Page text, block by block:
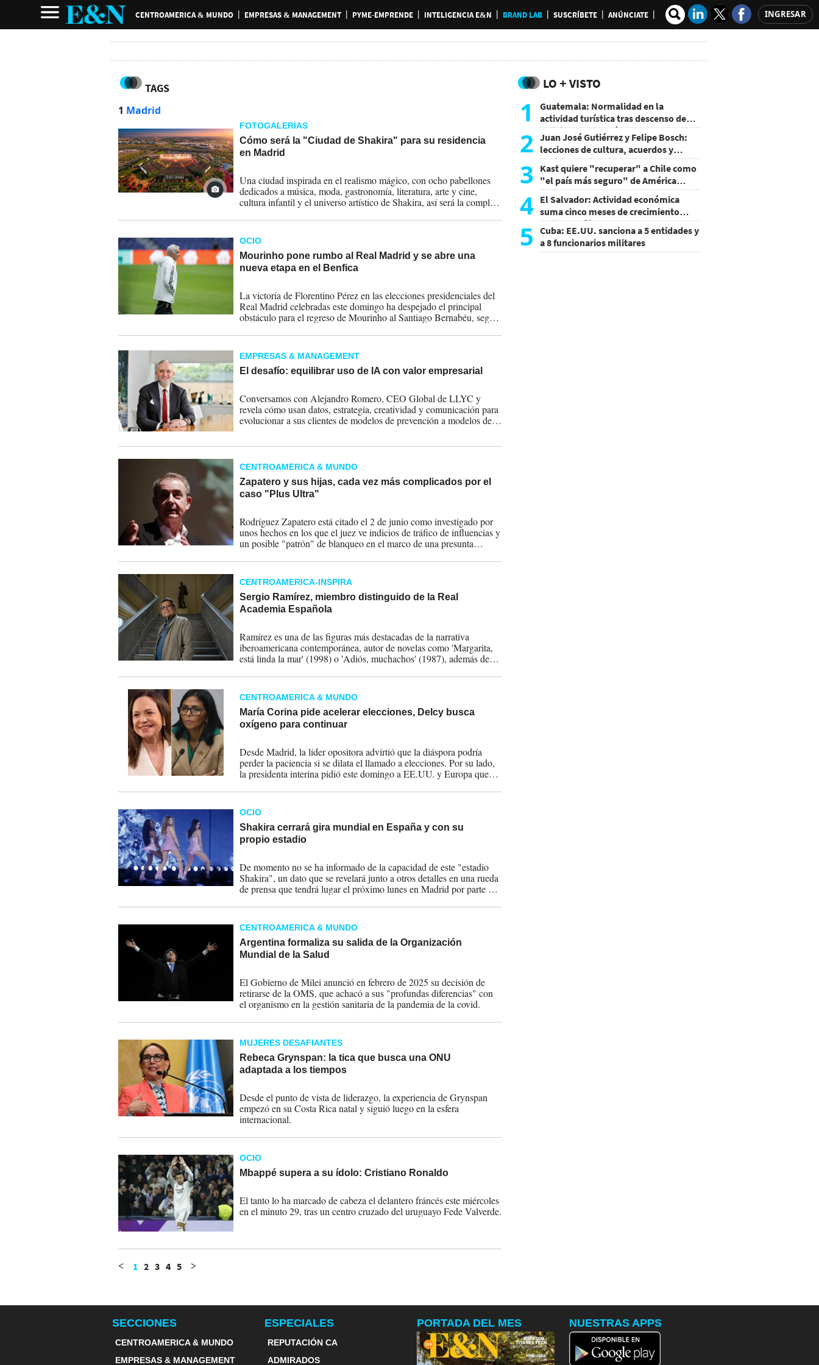
CENTROAMERICA & MUNDO EMPRESAS & MANAGEMENT PYME-EMPRENDE INTELIGENCIA E&N BRAND LAB SUSCRÍBETE ANÚNCIATE INGRESAR
TAGS
1 Madrid
FOTOGALERÍAS
Cómo será la "Ciudad de Shakira" para su residencia
en Madrid
Una ciudad inspirada en el realismo mágico, con ocho pabellones
dedicados a música, moda, gastronomía, literatura, arte y cine,
cultura infantil y el universo artístico de Shakira, así será la compleja
final de su actual gira. Se han anticipado imágenes renderizadas de
cómo se verá el recinto del Iberdrola Music. El primer concierto será
el 18 de septiembre, al que seguirán otras diez actuaciones.
OCIO
Mourinho pone rumbo al Real Madrid y se abre una
nueva etapa en el Benfica
La victoria de Florentino Pérez en las elecciones presidenciales del
Real Madrid celebradas este domingo ha despejado el principal
obstáculo para el regreso de Mourinho al Santiago Bernabéu, según
EMPRESAS & MANAGEMENT
El desafío: equilibrar uso de IA con valor empresarial
Conversamos con Alejandro Romero, CEO Global de LLYC y
revela cómo usan datos, estrategia, creatividad y comunicación para
evolucionar a sus clientes de modelos de prevención a modelos de
CENTROAMÉRICA & MUNDO
Zapatero y sus hijas, cada vez más complicados por el
caso "Plus Ultra"
Rodríguez Zapatero está citado el 2 de junio como investigado por
unos hechos en los que el juez ve indicios de tráfico de influencias y
un posible "patrón" de blanqueo en el marco de una presunta
CENTROAMERICA-INSPIRA
Sergio Ramírez, miembro distinguido de la Real
Academia Española
Ramírez es una de las figuras más destacadas de la narrativa
iberoamericana contemporánea, autor de novelas como 'Margarita,
está linda la mar' (1998) o 'Adiós, muchachos' (1987), además de
Madrid el Premio Ortega y Gasset de periodismo 2026.
CENTROAMÉRICA & MUNDO
María Corina pide acelerar elecciones, Delcy busca
oxígeno para continuar
Desde Madrid, la líder opositora advirtió que la diáspora podría
perder la paciencia si se dilata el llamado a elecciones. Por su lado,
la presidenta interina pidió este domingo a EE.UU. y Europa que
OCIO
Shakira cerrará gira mundial en España y con su
propio estadio
De momento no se ha informado de la capacidad de este "estadio
Shakira", un dato que se revelará junto a otros detalles en una rueda
de prensa que tendrá lugar el próximo lunes en Madrid por parte de
CENTROAMÉRICA & MUNDO
Argentina formaliza su salida de la Organización
Mundial de la Salud
El Gobierno de Milei anunció en febrero de 2025 su decisión de
retirarse de la OMS, que achacó a sus "profundas diferencias" con
el organismo en la gestión sanitaria de la pandemia de la covid.
MUJERES DESAFIANTES
Rebeca Grynspan: la tica que busca una ONU
adaptada a los tiempos
Desde el punto de vista de liderazgo, la experiencia de Grynspan
empezó en su Costa Rica natal y siguió luego en la esfera
internacional.
OCIO
Mbappé supera a su ídolo: Cristiano Ronaldo
El tanto lo ha marcado de cabeza el delantero fráncés este miércoles
en el minuto 29, tras un centro cruzado del uruguayo Fede Valverde.
< 1 2 3 4 5 >
LO + VISTO
1
Guatemala: Normalidad en la
actividad turística tras descenso de
actividad del volcán de Fuego
2 Juan José Gutiérrez y Felipe Bosch:
lecciones de cultura, acuerdos y
decisiones sin miedo
3 Kast quiere "recuperar" a Chile como
"el país más seguro" de América
Latina
4 El Salvador: Actividad económica
suma cinco meses de crecimiento
arriba de 4%
5
Cuba: EE.UU. sanciona a 5 entidades y
a 8 funcionarios militares
SECCIONES
CENTROAMERICA & MUNDO
EMPRESAS & MANAGEMENT
ESPECIALES
REPUTACIÓN CA
ADMIRADOS
PORTADA DEL MES NUESTRAS APPS